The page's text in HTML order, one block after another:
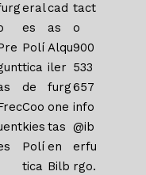
eral
es
Polí
tica
de
Coo
kies
Polí
tica
cad
as
Alqu
iler
furg
one
tas
en
Bilb
tact
o
900
533
657
info
@ib
erfu
rgo.